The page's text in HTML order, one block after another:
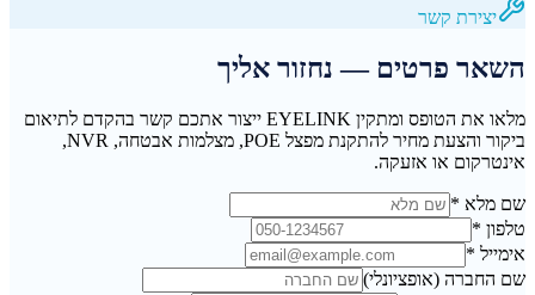
יצירת קשר
השאר פרטים — נחזור אליך
מלאו את הטופס ומתקין EYELINK ייצור אתכם קשר בהקדם לתיאום
ביקור והצעת מחיר להתקנת מפצל POE, מצלמות אבטחה, NVR,
אינטרקום או אזעקה.
שם מלא *
טלפון *
אימייל *
שם החברה (אופציונלי)